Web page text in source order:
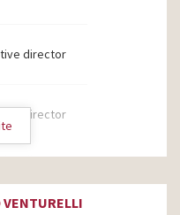
director
director
director
director
VENTURELLI